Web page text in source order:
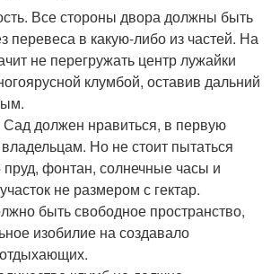
Все стороны двора должны быть
перевеса в какую-либо из частей. На
не перегружать центр лужайки
клумбой, оставив дальний
Сад должен нравиться, в первую
Но не стоит пытаться
пруд, фонтан, солнечные часы и
не размером с гектар.
быть свободное пространство,
изобилие на создавало